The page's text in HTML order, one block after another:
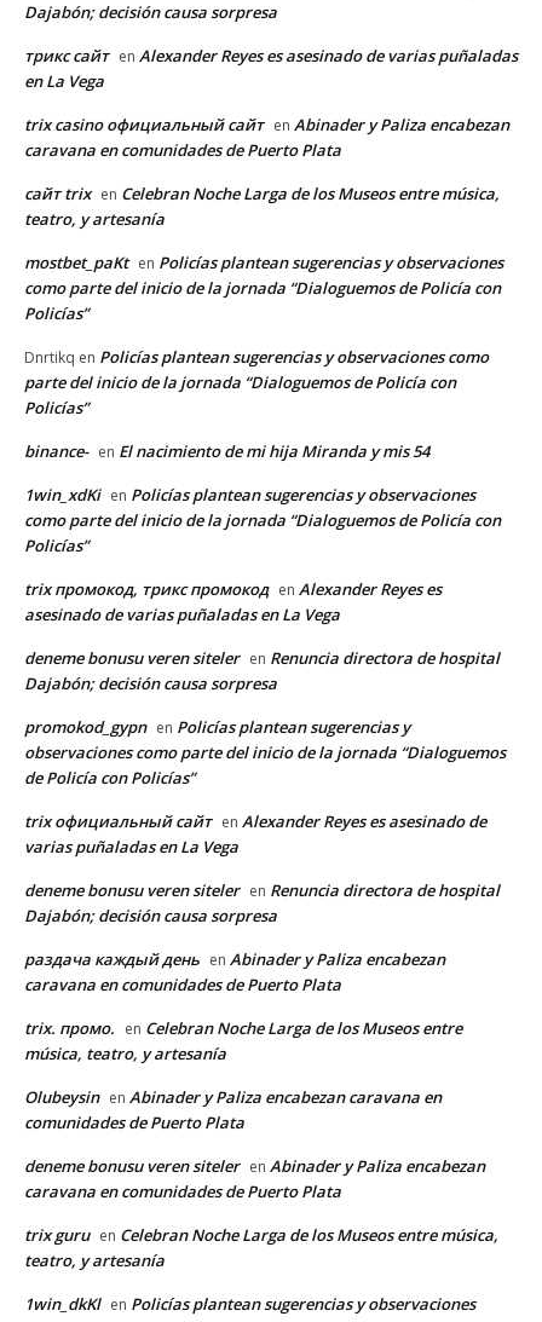
Dajabón; decisión causa sorpresa
трикс сайт en Alexander Reyes es asesinado de varias puñaladas
en La Vega
trix casino официальный сайт en Abinader y Paliza encabezan
caravana en comunidades de Puerto Plata
сайт trix en Celebran Noche Larga de los Museos entre música,
teatro, y artesanía
mostbet_paKt en Policías plantean sugerencias y observaciones
como parte del inicio de la jornada “Dialoguemos de Policía con
Policías”
Dnrtikq en Policías plantean sugerencias y observaciones como
parte del inicio de la jornada “Dialoguemos de Policía con
Policías”
binance- en El nacimiento de mi hija Miranda y mis 54
1win_xdKi en Policías plantean sugerencias y observaciones
como parte del inicio de la jornada “Dialoguemos de Policía con
Policías”
trix промокод, трикс промокод en Alexander Reyes es
asesinado de varias puñaladas en La Vega
deneme bonusu veren siteler en Renuncia directora de hospital
Dajabón; decisión causa sorpresa
promokod_gypn en Policías plantean sugerencias y
observaciones como parte del inicio de la jornada “Dialoguemos
de Policía con Policías”
trix официальный сайт en Alexander Reyes es asesinado de
varias puñaladas en La Vega
deneme bonusu veren siteler en Renuncia directora de hospital
Dajabón; decisión causa sorpresa
раздача каждый день en Abinader y Paliza encabezan
caravana en comunidades de Puerto Plata
trix. промо. en Celebran Noche Larga de los Museos entre
música, teatro, y artesanía
Olubeysin en Abinader y Paliza encabezan caravana en
comunidades de Puerto Plata
deneme bonusu veren siteler en Abinader y Paliza encabezan
caravana en comunidades de Puerto Plata
trix guru en Celebran Noche Larga de los Museos entre música,
teatro, y artesanía
1win_dkKl en Policías plantean sugerencias y observaciones